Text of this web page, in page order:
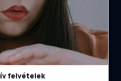
felvételek